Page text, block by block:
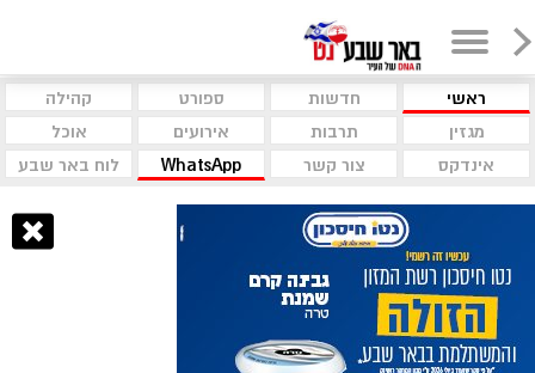
ראשי חדשות ספורט
קהילה
מגזין
תרבות אירועים
אוכל
אינדקס
צור קשר WhatsApp לוח באר שבע